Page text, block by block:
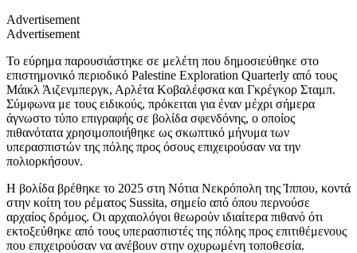
Advertisement
Advertisement
Το εύρημα παρουσιάστηκε σε μελέτη που δημοσιεύθηκε στο
επιστημονικό περιοδικό Palestine Exploration Quarterly από τους
Μάικλ Άιζενμπεργκ, Αρλέτα Κοβαλέφσκα και Γκρέγκορ Σταμπ.
Σύμφωνα με τους ειδικούς, πρόκειται για έναν μέχρι σήμερα
άγνωστο τύπο επιγραφής σε βολίδα σφενδόνης, ο οποίος
πιθανότατα χρησιμοποιήθηκε ως σκωπτικό μήνυμα των
υπερασπιστών της πόλης προς όσους επιχειρούσαν να την
πολιορκήσουν.
Η βολίδα βρέθηκε το 2025 στη Νότια Νεκρόπολη της Ίππου, κοντά
στην κοίτη του ρέματος Sussita, σημείο από όπου περνούσε
αρχαίος δρόμος. Οι αρχαιολόγοι θεωρούν ιδιαίτερα πιθανό ότι
εκτοξεύθηκε από τους υπερασπιστές της πόλης προς επιτιθέμενους
που επιχειρούσαν να ανέβουν στην οχυρωμένη τοποθεσία.